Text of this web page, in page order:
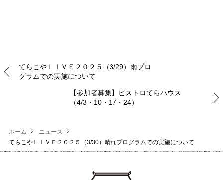
てらこやＬＩＶＥ２０２５（3/29）雨プロ
グラムでの実施について
【参加者募集】ビストロてらハウス
（4/3・10・17・24）
ホーム
ニュース
てらこやＬＩＶＥ２０２５（3/30）晴れプログラムでの実施について